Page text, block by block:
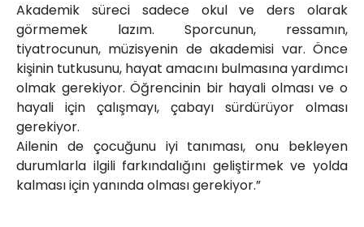
Akademik süreci sadece okul ve ders olarak
görmemek lazım. Sporcunun, ressamın,
tiyatrocunun, müzisyenin de akademisi var. Önce
kişinin tutkusunu, hayat amacını bulmasına yardımcı
olmak gerekiyor. Öğrencinin bir hayali olması ve o
hayali için çalışmayı, çabayı sürdürüyor olması
gerekiyor.
Ailenin de çocuğunu iyi tanıması, onu bekleyen
durumlarla ilgili farkındalığını geliştirmek ve yolda
kalması için yanında olması gerekiyor.”